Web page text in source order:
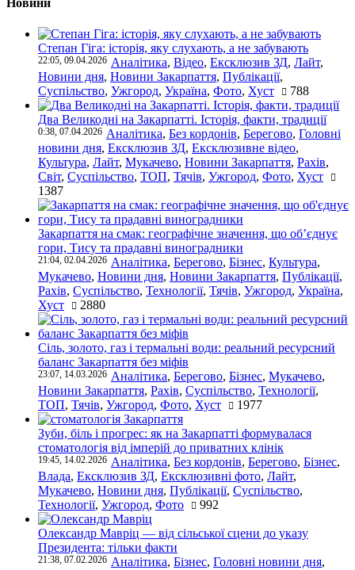
Новини
Степан Гіга: історія, яку слухають, а не забувають
22:05, 09.04.2026 Аналітика, Відео, Ексклюзив ЗД, Лайт,
Новини дня, Новини Закарпаття, Публікації,
Суспільство, Ужгород, Україна, Фото, Хуст 788
Два Великодні на Закарпатті. Історія, факти, традиції
0:38, 07.04.2026 Аналітика, Без кордонів, Берегово, Головні
новини дня, Ексклюзив ЗД, Ексклюзивне відео,
Культура, Лайт, Мукачево, Новини Закарпаття, Рахів,
Світ, Суспільство, ТОП, Тячів, Ужгород, Фото, Хуст
1387
Закарпаття на смак: географічне значення, що об’єднує
гори, Тису та прадавні виноградники
21:04, 02.04.2026 Аналітика, Берегово, Бізнес, Культура,
Мукачево, Новини дня, Новини Закарпаття, Публікації,
Рахів, Суспільство, Технології, Тячів, Ужгород, Україна,
Хуст
2880
Сіль, золото, газ і термальні води: реальний ресурсний
баланс Закарпаття без міфів
23:07, 14.03.2026 Аналітика, Берегово, Бізнес, Мукачево,
Новини Закарпаття, Рахів, Суспільство, Технології,
ТОП, Тячів, Ужгород, Фото, Хуст 1977
Зуби, біль і прогрес: як на Закарпатті формувалася
стоматологія від імперій до приватних клінік
19:45, 14.02.2026 Аналітика, Без кордонів, Берегово, Бізнес,
Влада, Ексклюзив ЗД, Ексклюзивні фото, Лайт,
Мукачево, Новини дня, Публікації, Суспільство,
Технології, Ужгород, Фото 992
Олександр Мавріц — від сільської сцени до указу
Президента: тільки факти
21:38, 07.02.2026 Аналітика, Бізнес, Головні новини дня,